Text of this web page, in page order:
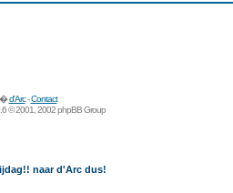
�d'Arc-Contact
© 2001, 2002 phpBB Group
naar d'Arc dus!